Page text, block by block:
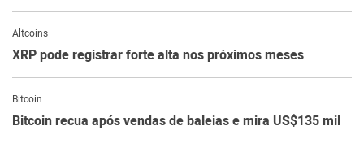
Altcoins
XRP pode registrar forte alta nos próximos meses
Bitcoin
Bitcoin recua após vendas de baleias e mira US$135 mil